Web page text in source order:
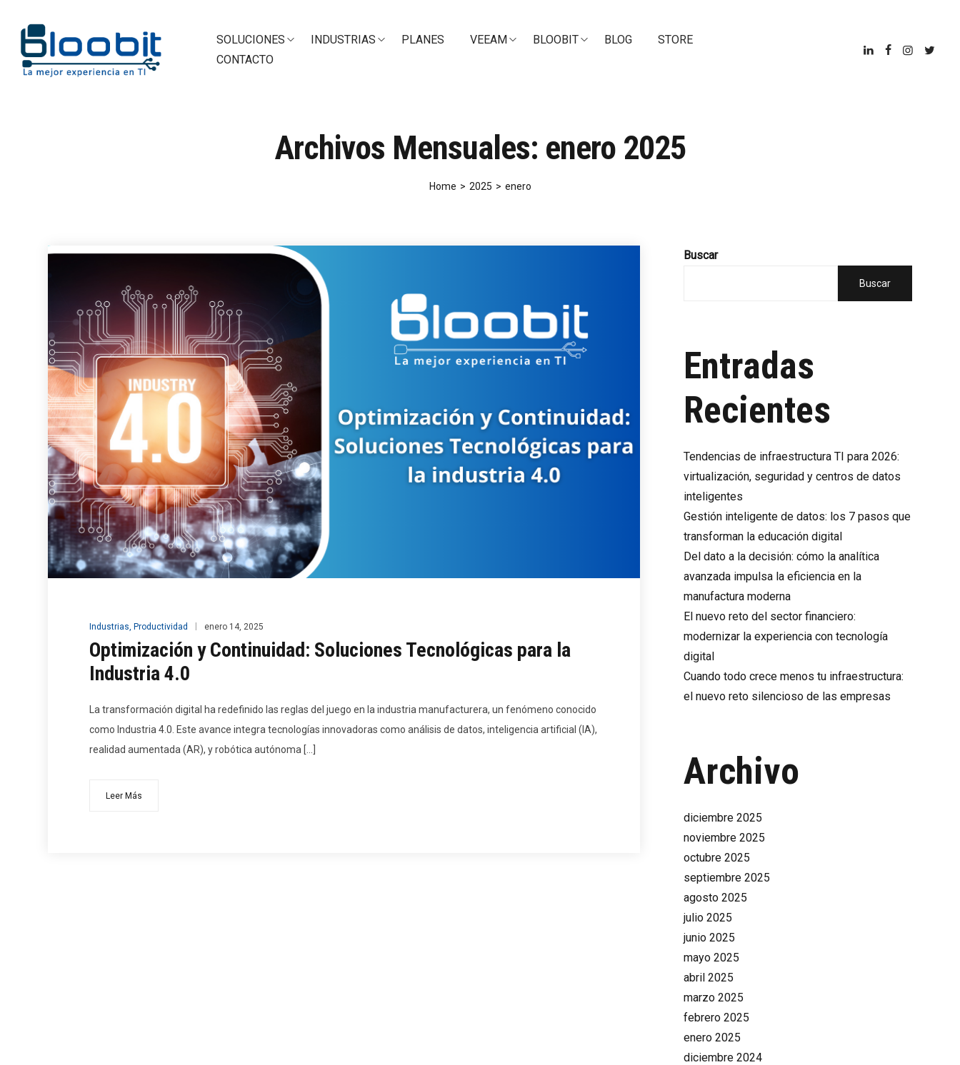
SOLUCIONES INDUSTRIAS PLANES VEEAM BLOOBIT BLOG
STORE
CONTACTO
Archivos Mensuales: enero 2025
Home > 2025 > enero
Buscar
Buscar
Entradas
Recientes
Tendencias de infraestructura TI para 2026:
virtualización, seguridad y centros de datos
inteligentes
Gestión inteligente de datos: los 7 pasos que
transforman la educación digital
Del dato a la decisión: cómo la analítica
avanzada impulsa la eficiencia en la
manufactura moderna
El nuevo reto del sector financiero:
modernizar la experiencia con tecnología
digital
Cuando todo crece menos tu infraestructura:
el nuevo reto silencioso de las empresas
Archivo
diciembre 2025
noviembre 2025
octubre 2025
septiembre 2025
agosto 2025
julio 2025
junio 2025
mayo 2025
abril 2025
marzo 2025
febrero 2025
enero 2025
diciembre 2024
Industrias, Productividad enero 14, 2025
Optimización y Continuidad: Soluciones Tecnológicas para la
Industria 4.0
La transformación digital ha redefinido las reglas del juego en la industria manufacturera, un fenómeno conocido
como Industria 4.0. Este avance integra tecnologías innovadoras como análisis de datos, inteligencia artificial (IA),
realidad aumentada (AR), y robótica autónoma […]
Leer Más